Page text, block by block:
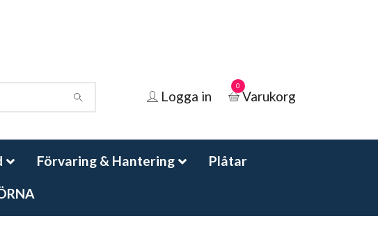
Logga in
0
Varukorg
Förvaring & Hantering Plåtar